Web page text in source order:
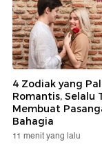
4 Zodiak yang
Romantis, Selalu
Membuat
Bahagia
11 menit yang lalu